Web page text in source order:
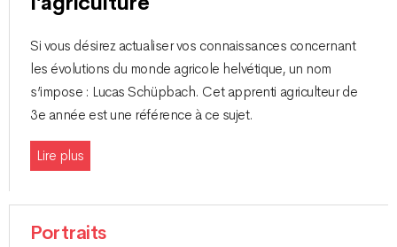
Si vous désirez actualiser vos connaissances concernant
les évolutions du monde agricole helvétique, un nom
s’impose : Lucas Schüpbach. Cet apprenti agriculteur de
3e année est une référence à ce sujet.
Lire plus
Portraits